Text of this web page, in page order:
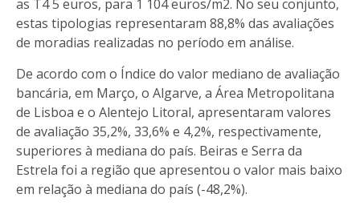
as T4 5 euros, para 1 104 euros/m2. No seu conjunto,
estas tipologias representaram 88,8% das avaliações
de moradias realizadas no período em análise.
De acordo com o Índice do valor mediano de avaliação
bancária, em Março, o Algarve, a Área Metropolitana
de Lisboa e o Alentejo Litoral, apresentaram valores
de avaliação 35,2%, 33,6% e 4,2%, respectivamente,
superiores à mediana do país. Beiras e Serra da
Estrela foi a região que apresentou o valor mais baixo
em relação à mediana do país (-48,2%).